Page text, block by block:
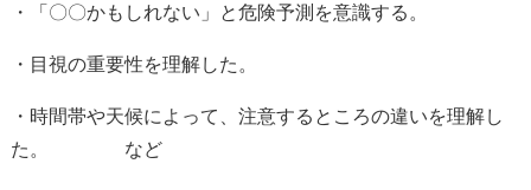
・「〇〇かもしれない」と危険予測を意識する。
・目視の重要性を理解した。
・時間帯や天候によって、注意するところの違いを理解し
た。 など